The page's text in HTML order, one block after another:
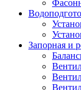
Запорная и